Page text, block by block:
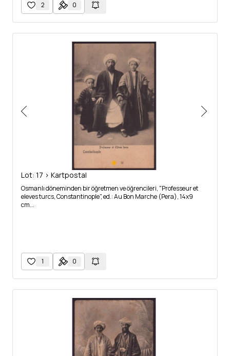
2 0
Lot: 17 > Kartpostal
Osmanlı döneminden bir öğretmen ve öğrencileri, "Professeur et
eleves turcs, Constantinople", ed.: Au Bon Marche (Pera), 14x9
cm...
1 0